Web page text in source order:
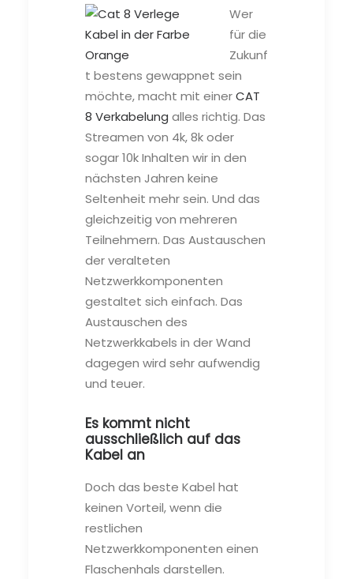
Wer
für die
Zukunf
t bestens gewappnet sein
möchte, macht mit einerCAT
8 Verkabelung alles richtig. Das
Streamen von 4k, 8k oder
sogar 10k Inhalten wir in den
nächsten Jahren keine
Seltenheit mehr sein. Und das
gleichzeitig von mehreren
Teilnehmern. Das Austauschen
der veralteten
Netzwerkkomponenten
gestaltet sich einfach. Das
Austauschen des
Netzwerkkabels in der Wand
dagegen wird sehr aufwendig
und teuer.
Es kommt nicht
ausschließlich auf das
Kabel an
Doch das beste Kabel hat
keinen Vorteil, wenn die
restlichen
Netzwerkkomponenten einen
Flaschenhals darstellen.